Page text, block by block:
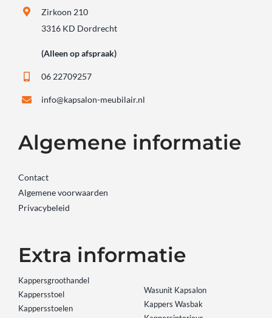
Zirkoon 210
3316 KD Dordrecht
(Alleen op afspraak)
06 22709257
info@kapsalon-meubilair.nl
Algemene informatie
Contact
Algemene voorwaarden
Privacybeleid
Extra informatie
Kappersgroothandel
Kappersstoel
Kappersstoelen
Wasunit Kapsalon
Kappers Wasbak